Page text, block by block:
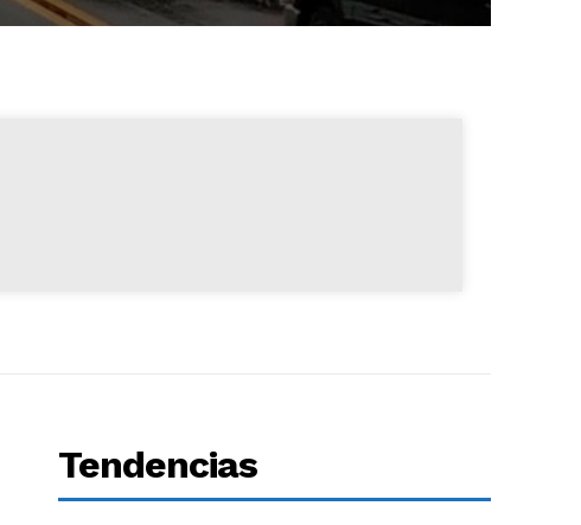
Tendencias